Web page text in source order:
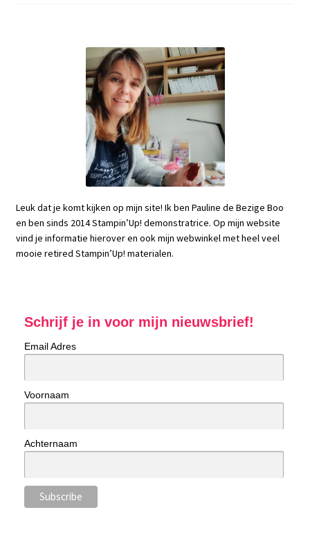
Leuk dat je komt kijken op mijn site! Ik ben Pauline de Bezige Boo
en ben sinds 2014 Stampin’Up! demonstratrice. Op mijn website
vind je informatie hierover en ook mijn webwinkel met heel veel
mooie retired Stampin’Up! materialen.
Schrijf je in voor mijn nieuwsbrief!
Email Adres
Voornaam
Achternaam